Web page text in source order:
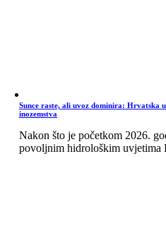
Sunce raste, ali uvoz dominira: Hrvatska
inozemstva
Nakon što je početkom 2026.
povoljnim hidrološkim uvjetima